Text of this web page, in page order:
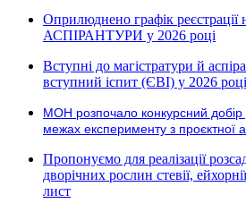
Оприлюднено графік
АСПІРАНТУРИ у 2026 році
Вступні до магістратури й
вступний іспит (ЄВІ) у 2026 році
МОН розпочало конкурсний добір
межах експерименту з проєктної
Пропонуємо для реалізації
дворічних рослин стевії,
лист